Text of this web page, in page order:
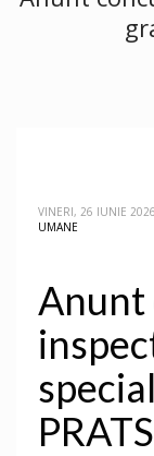
VINERI, 26 IUNIE 2026
UMANE
Anunt